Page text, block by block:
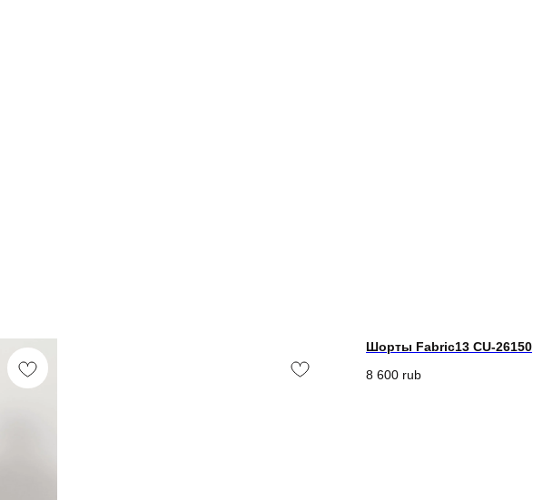
Шорты Fabric13 CU-26150
8 600 rub